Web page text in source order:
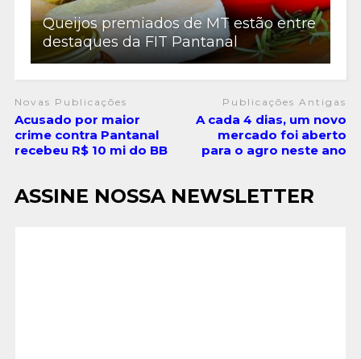
Queijos premiados de MT estão entre
destaques da FIT Pantanal
Novas Publicações
Acusado por maior
crime contra Pantanal
recebeu R$ 10 mi do BB
Publicações Antigas
A cada 4 dias, um novo
mercado foi aberto
para o agro neste ano
ASSINE NOSSA NEWSLETTER